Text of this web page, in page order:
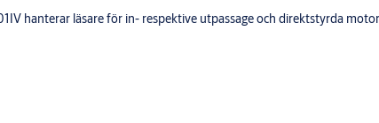
hanterar läsare för in- respektive utpassage och direktstyrda